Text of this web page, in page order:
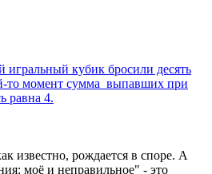
кубик бросили десять
то момент сумма выпавших при
равна 4.
известно, рождается в споре. А
моё и неправильное" - это